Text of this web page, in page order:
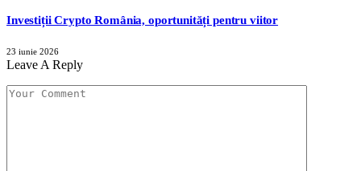
Investiții Crypto România, oportunități pentru viitor
23 iunie 2026
Leave A Reply